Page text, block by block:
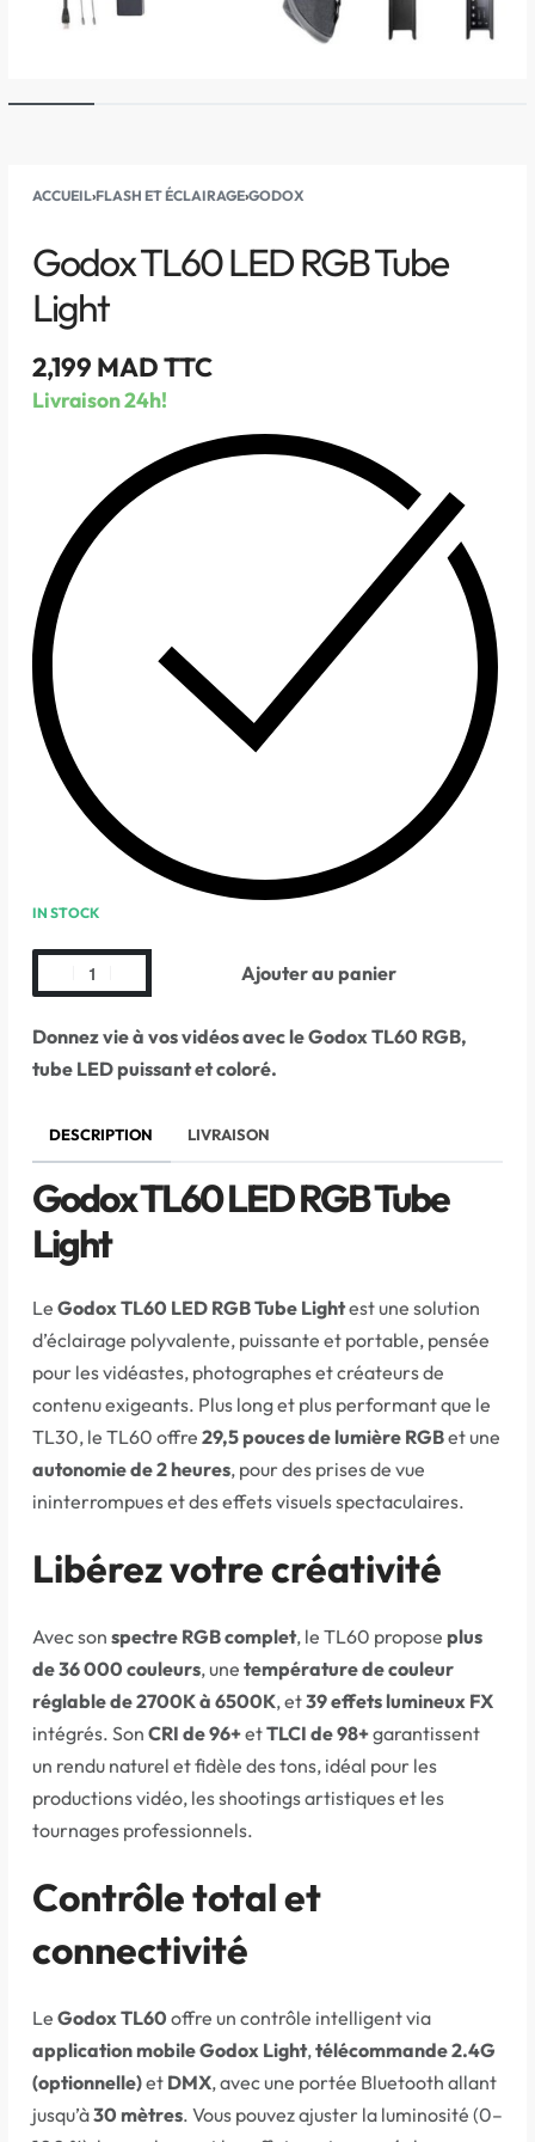
ACCUEIL›FLASH ET ÉCLAIRAGE›GODOX
Godox TL60 LED RGB Tube
Light
2,199 MAD TTC
Livraison 24h!
IN STOCK
Ajouter au panier
Donnez vie à vos vidéos avec le Godox TL60 RGB,
tube LED puissant et coloré.
DESCRIPTION LIVRAISON
Godox TL60 LED RGB Tube
Light
Le Godox TL60 LED RGB Tube Lightest une solution
d’éclairage polyvalente, puissante et portable, pensée
pour les vidéastes, photographes et créateurs de
contenu exigeants. Plus long et plus performant que le
TL30, le TL60 offre 29,5 pouces de lumière RGBet une
autonomie de 2 heures, pour des prises de vue
ininterrompues et des effets visuels spectaculaires.
Libérez votre créativité
Avec son spectre RGB complet, le TL60 propose plus
de 36 000 couleurs, une température de couleur
réglable de 2700K à 6500K, et39 effets lumineux FX
intégrés. Son CRI de 96+etTLCI de 98+garantissent
un rendu naturel et fidèle des tons, idéal pour les
productions vidéo, les shootings artistiques et les
tournages professionnels.
Contrôle total et
connectivité
Le Godox TL60 offre un contrôle intelligent via
application mobile Godox Light,télécommande 2.4G
(optionnelle)et DMX, avec une portée Bluetooth allant
jusqu’à30 mètres. Vous pouvez ajuster la luminosité (0–